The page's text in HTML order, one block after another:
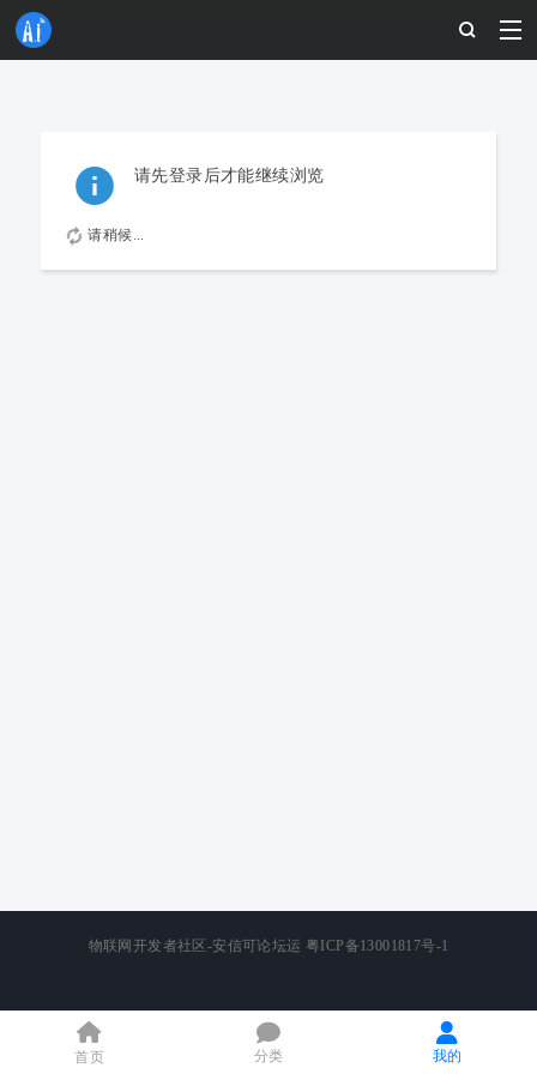
请先登录后才能继续浏览
请稍候...
首页 分类 我的
物联网开发者社区-安信可论坛运 粤ICP备13001817号-1